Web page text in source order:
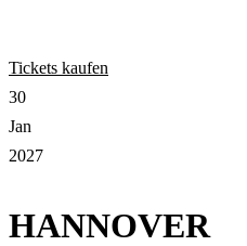
Tickets kaufen
30
Jan
2027
HANNOVER